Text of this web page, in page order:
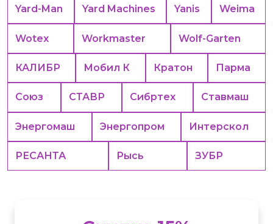
Yard-Man Yard Machines Yanis Weima
Wotex Workmaster Wolf-Garten
КАЛИБР Мобил К Кратон Парма
Союз СТАВР Сибртех Ставмаш
Энергомаш Энергопром Интерскол
РЕСАНТА Рысь ЗУБР